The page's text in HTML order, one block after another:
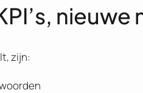
nieuwe
zijn: